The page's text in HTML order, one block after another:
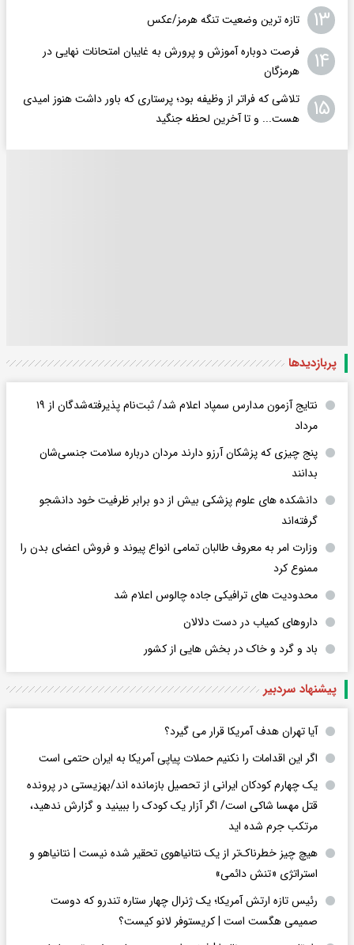
۱۳ تازه ترین وضعیت تنگه هرمز/عکس
۱۴
فرصت دوباره آموزش و پرورش به غایبان امتحانات نهایی در
هرمزگان
۱۵
تلاشی که فراتر از وظیفه بود؛ پرستاری که باور داشت هنوز امیدی
هست... و تا آخرین لحظه جنگید
پربازدید‌ها
نتایج آزمون مدارس سمپاد اعلام شد/ ثبت‌نام پذیرفته‌شدگان از ۱۹
مرداد
پنج چیزی که پزشکان آرزو دارند مردان درباره سلامت جنسی‌شان
بدانند
دانشکده های علوم پزشکی بیش از دو برابر ظرفیت خود دانشجو
گرفته‌اند
وزارت امر به معروف طالبان تمامی انواع پیوند و فروش اعضای بدن را
ممنوع کرد
محدودیت های ترافیکی جاده چالوس اعلام شد
داروهای کمیاب در دست دلالان
باد و گرد و خاک در بخش هایی از کشور
پیشنهاد سردبیر
آیا تهران هدف آمریکا قرار می گیرد؟
اگر این اقدامات را نکنیم حملات پیاپی آمریکا به ایران حتمی است
یک چهارم کودکان ایرانی از تحصیل بازمانده اند/بهزیستی در پرونده
قتل مهسا شاکی است/ اگر آزار یک کودک را ببینید و گزارش ندهید،
مرتکب جرم شده اید
هیچ چیز خطرناک‌تر از یک نتانیاهوی تحقیر شده نیست | نتانیاهو و
استراتژی «تنش دائمی»
رئیس تازه ارتش آمریکا؛ یک ژنرال چهار ستاره تندرو که دوست
صمیمی هگست است | کریستوفر لانو کیست؟